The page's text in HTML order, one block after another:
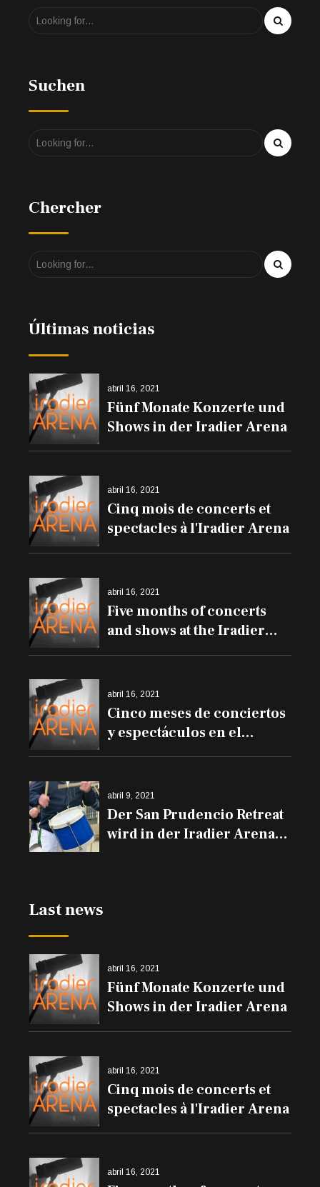
Suchen
Chercher
Últimas noticias
abril 16, 2021
Fünf Monate Konzerte und
Shows in der Iradier Arena
abril 16, 2021
Cinq mois de concerts et
spectacles à l'Iradier Arena
abril 16, 2021
Five months of concerts
and shows at the Iradier
abril 16, 2021
Cinco meses de conciertos
y espectáculos en el
Iradier Arena
abril 9, 2021
Der San Prudencio Retreat
wird in der Iradier Arena
Last news
abril 16, 2021
Fünf Monate Konzerte und
Shows in der Iradier Arena
abril 16, 2021
Cinq mois de concerts et
spectacles à l'Iradier Arena
abril 16, 2021